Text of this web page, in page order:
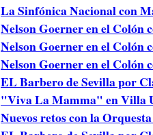
La Sinfónica Nacional con
Nelson Goerner en el Colón
Nelson Goerner en el Colón
Nelson Goerner en el Colón
EL Barbero de Sevilla por
"Viva La Mamma" en Villa
Nuevos retos con la